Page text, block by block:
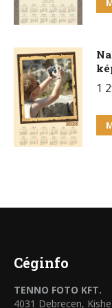
1
Céginfo
TENNO FOTO KFT.
4031 Debrecen,